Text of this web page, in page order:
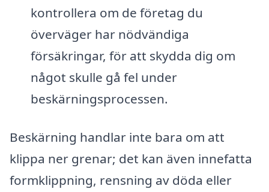
kontrollera om de företag du
överväger har nödvändiga
försäkringar, för att skydda dig om
något skulle gå fel under
beskärningsprocessen.
Beskärning handlar inte bara om att
klippa ner grenar; det kan även innefatta
formklippning, rensning av döda eller